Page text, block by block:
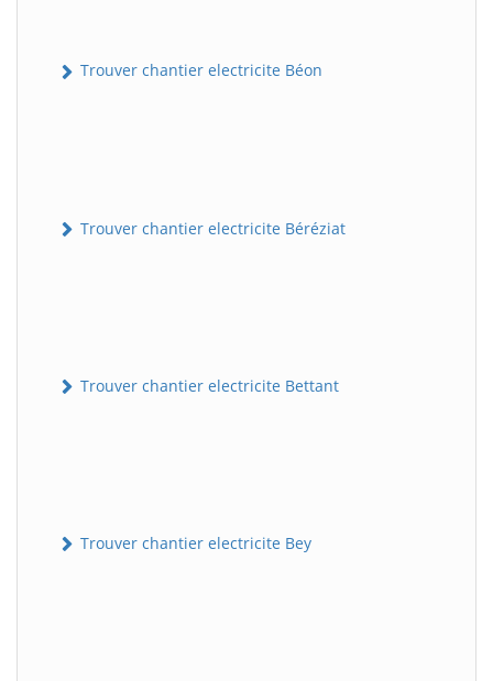
Trouver chantier electricite Béon
Trouver chantier electricite Béréziat
Trouver chantier electricite Bettant
Trouver chantier electricite Bey